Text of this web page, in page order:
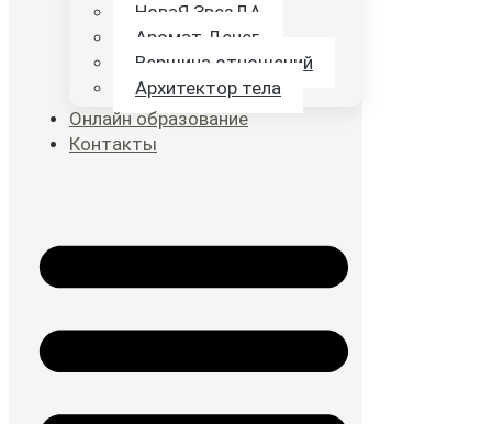
НоваЯ ЗвезДА
Аромат Денег
Вершина отношений
Архитектор тела
Онлайн образование
Контакты